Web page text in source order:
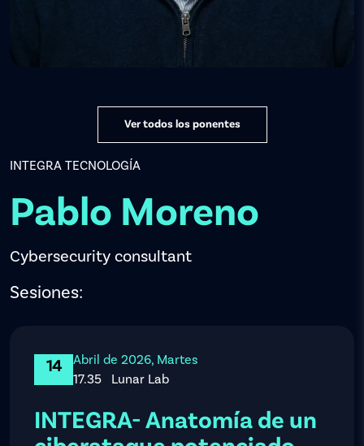
Ver todos los ponentes
INTEGRA TECNOLOGÍA
Pablo Moreno
Cybersecurity consultant
Sesiones:
14
Abril de 2026, Martes
17.35
Lunar Lab
INTEGRA- Anatomía de un